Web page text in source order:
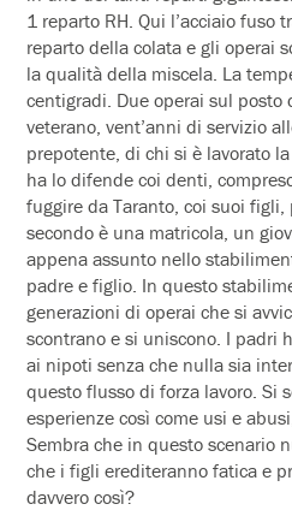
1 reparto RH. Qui l’acciaio fuso
reparto della colata e gli operai
la qualità della miscela. La
centigradi. Due operai sul posto
veterano, vent’anni di servizio
prepotente, di chi si è lavorato
ha lo difende coi denti,
fuggire da Taranto, coi suoi
secondo è una matricola, un
appena assunto nello
padre e figlio. In questo
generazioni di operai che si
scontrano e si uniscono. I padri
ai nipoti senza che nulla sia
questo flusso di forza lavoro. Si
esperienze così come usi e
Sembra che in questo scenario
che i figli erediteranno fatica e
davvero così?